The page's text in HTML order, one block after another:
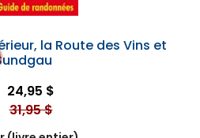
la Route des Vins et
24,95 $
31,95 $